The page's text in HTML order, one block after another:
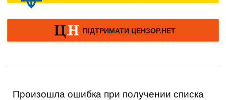
Произошла ошибка при получении списка